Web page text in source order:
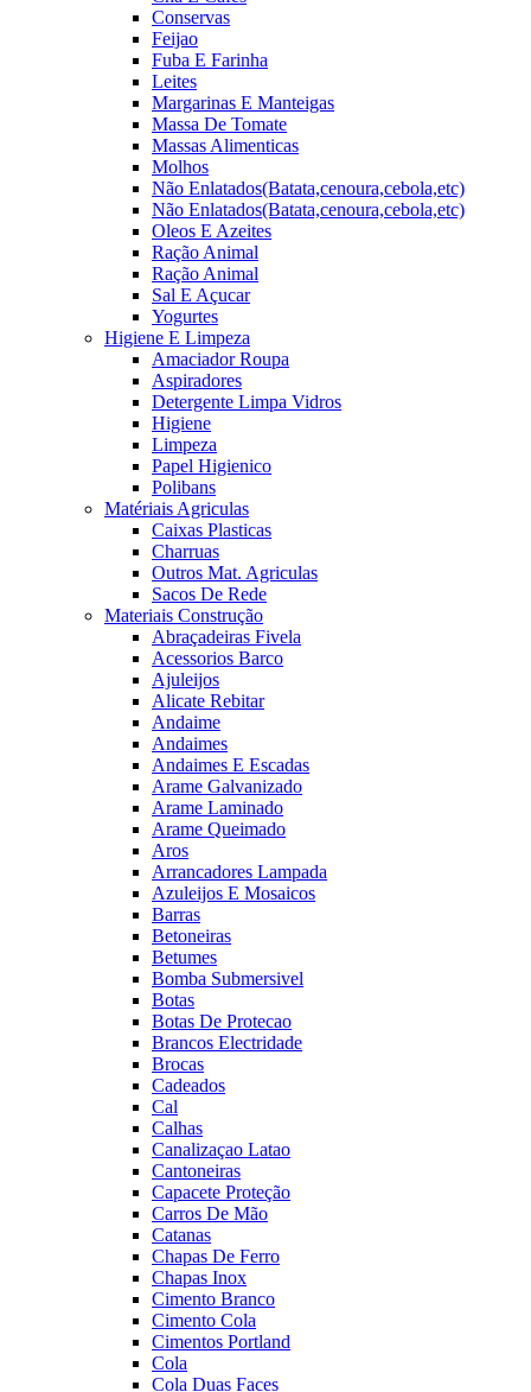
Conservas
Feijao
Fuba E Farinha
Leites
Margarinas E Manteigas
Massa De Tomate
Massas Alimenticas
Molhos
Não Enlatados(Batata,cenoura,cebola,etc)
Não Enlatados(Batata,cenoura,cebola,etc)
Oleos E Azeites
Ração Animal
Ração Animal
Sal E Açucar
Yogurtes
Higiene E Limpeza
Amaciador Roupa
Aspiradores
Detergente Limpa Vidros
Higiene
Limpeza
Papel Higienico
Polibans
Matériais Agriculas
Caixas Plasticas
Charruas
Outros Mat. Agriculas
Sacos De Rede
Materiais Construção
Abraçadeiras Fivela
Acessorios Barco
Ajuleijos
Alicate Rebitar
Andaime
Andaimes
Andaimes E Escadas
Arame Galvanizado
Arame Laminado
Arame Queimado
Aros
Arrancadores Lampada
Azuleijos E Mosaicos
Barras
Betoneiras
Betumes
Bomba Submersivel
Botas
Botas De Protecao
Brancos Electridade
Brocas
Cadeados
Cal
Calhas
Canalizaçao Latao
Cantoneiras
Capacete Proteção
Carros De Mão
Catanas
Chapas De Ferro
Chapas Inox
Cimento Branco
Cimento Cola
Cimentos Portland
Cola
Cola Duas Faces